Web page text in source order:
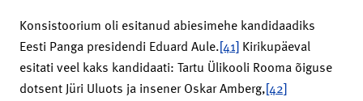
Konsistoorium oli esitanud abiesimehe kandidaadiks
Eesti Panga presidendi Eduard Aule.[41] Kirikupäeval
esitati veel kaks kandidaati: Tartu Ülikooli Rooma õiguse
dotsent Jüri Uluots ja insener Oskar Amberg,[42]